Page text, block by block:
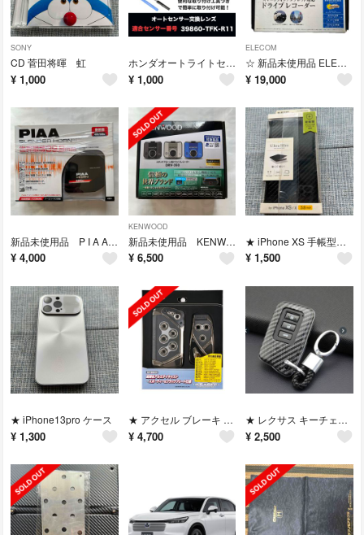
SONY
CD 菅田将暉 虹
¥ 1,000
ホンダオートライトセンサー
¥ 1,000
ELECOM
☆ 新品未使用品 ELECOM ドライブレコーダー
¥ 19,000
新品未使用品 P I A A ホーン
¥ 4,000
KENWOOD
新品未使用品 KENWOOD ドライブレコーダー
¥ 6,500
★ iPhone XS 手帳型ケース
¥ 1,500
★ iPhone13pro ケース
¥ 1,300
★ アクセル ブレーキ フットレスト 高級アルミダイキャスト
¥ 4,700
★ レクサス キーチェーン
¥ 2,500